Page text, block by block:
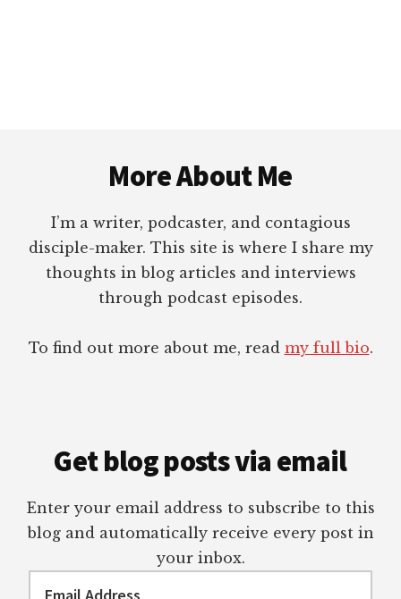
More About Me
I’m a writer, podcaster, and contagious
disciple-maker. This site is where I share my
thoughts in blog articles and interviews
through podcast episodes.
To find out more about me, read my full bio.
Get blog posts via email
Enter your email address to subscribe to this
blog and automatically receive every post in
your inbox.